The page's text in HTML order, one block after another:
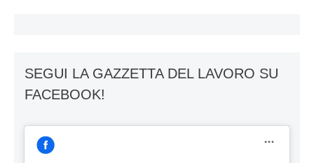
SEGUI LA GAZZETTA DEL LAVORO SU
FACEBOOK!